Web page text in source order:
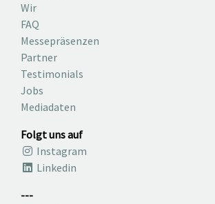
Wir
FAQ
Messepräsenzen
Partner
Testimonials
Jobs
Mediadaten
Folgt uns auf
Instagram
Linkedin
---